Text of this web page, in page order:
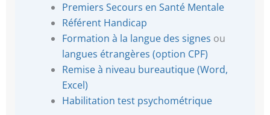
Premiers Secours en Santé Mentale
Référent Handicap
Formation à la langue des signes ou
langues étrangères (option CPF)
Remise à niveau bureautique (Word,
Excel)
Habilitation test psychométrique